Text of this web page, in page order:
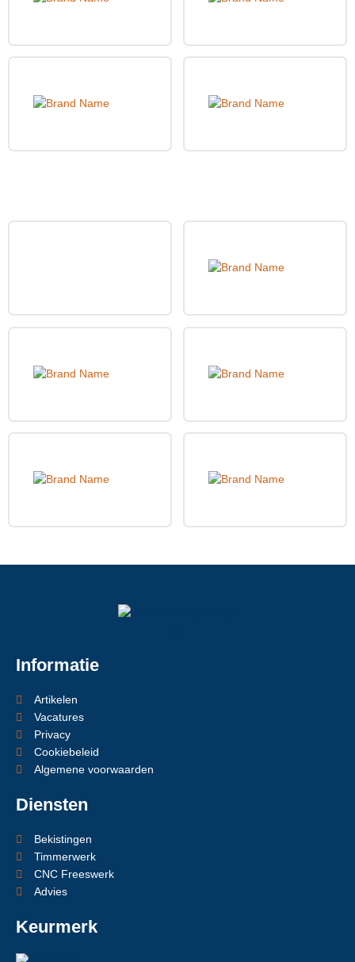
Informatie
Artikelen
Vacatures
Privacy
Cookiebeleid
Algemene voorwaarden
Diensten
Bekistingen
Timmerwerk
CNC Freeswerk
Advies
Keurmerk